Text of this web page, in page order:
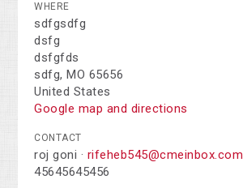
WHERE
sdfgsdfg
dsfg
dsfgfds
sdfg, MO 65656
United States
Google map and directions
CONTACT
roj goni · rifeheb545@cmeinbox.com
45645645456